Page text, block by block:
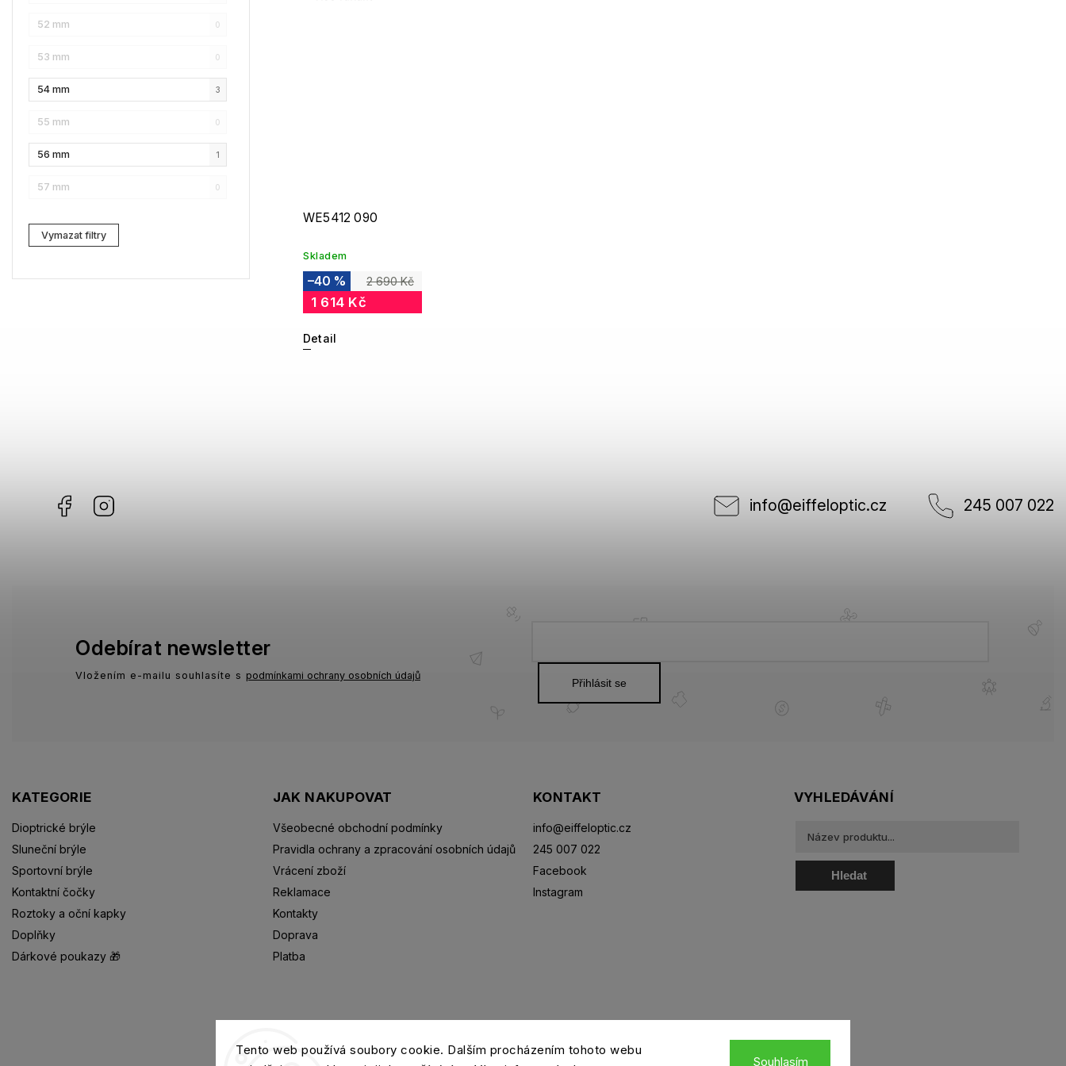
Tento web používá soubory cookie. Dalším procházením tohoto webu
Souhlasím
NAUTICA 0
Lacoste 0
Kenzo 0
Carrera 0
G-Star RAW 0
Jil Sander 1
Marc Jacobs
52 mm 0
53 mm 0
54 mm 3
55 mm 0
56 mm 1
57 mm 0
Vymazat filtry
WE5412 090
Skladem
2 690 Kč
–40 %
1 614 Kč
Detail
Facebook info@eiffeloptic.cz 245 007 022
KATEGORIE
Dioptrické brýle
Sluneční brýle
Sportovní brýle
Kontaktní čočky
Roztoky a oční kapky
Doplňky
Dárkové poukazy 🎁
JAK NAKUPOVAT
Všeobecné obchodní podmínky
Pravidla ochrany a zpracování osobních údajů
Vrácení zboží
Reklamace
Kontakty
Doprava
Platba
KONTAKT
info@eiffeloptic.cz
245 007 022
Facebook
Instagram
Odebírat newsletter
Vložením e-mailu souhlasíte s podmínkami ochrany osobních údajů
Přihlásit se
VYHLEDÁVÁNÍ
Hledat